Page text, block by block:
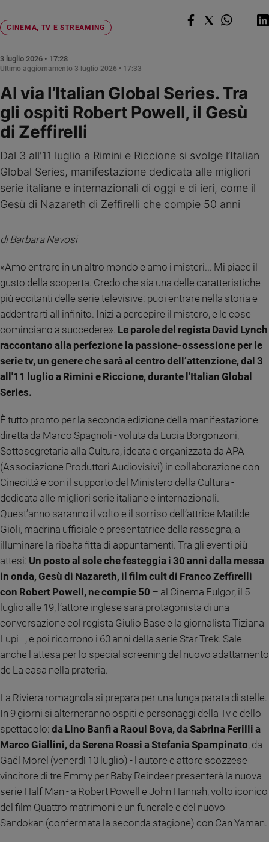
Chiesa
e
spiritualità
Santi
fede
del
giorno
Santo
giorno
Società
Ambiente
Creato
Volontariato
Diritti
Aziende
di
valore
Caso
settimana
Migranti
Diversità
inclusione
Costume
Cultura
spettacoli
2026
Cinema,
Tv
e
streaming
Libri
Musica
Arte
Famiglia
ed
educazione
Genitori
e
figli
Nonni
Coppia
Scuola
CINEMA, TV E STREAMING
Al via l’Italian Global Series. Tra
gli ospiti Robert Powell, il Gesù
di Zeffirelli
Dal 3 all'11 luglio a Rimini e Riccione si svolge l’Italian
Global Series, manifestazione dedicata alle migliori
serie italiane e internazionali di oggi e di ieri, come il
Gesù di Nazareth di Zeffirelli che compie 50 anni
3 luglio 2026 • 17:28
Ultimo aggiornamento 3 luglio 2026 • 17:33
di Barbara Nevosi
«Amo entrare in un altro mondo e amo i misteri... Mi piace il
gusto della scoperta. Credo che sia una delle caratteristiche
più eccitanti delle serie televisive: puoi entrare nella storia e
addentrarti all'infinito. Inizi a percepire il mistero, e le cose
cominciano a succedere». Le parole del regista David Lynch
raccontano alla perfezione la passione-ossessione per le
serie tv, un genere che sarà al centro dell’attenzione, dal 3
all'11 luglio a Rimini e Riccione, durante l'Italian Global
Series.
È tutto pronto per la seconda edizione della manifestazione
diretta da Marco Spagnoli - voluta da Lucia Borgonzoni,
Sottosegretaria alla Cultura, ideata e organizzata da APA
(Associazione Produttori Audiovisivi) in collaborazione con
Cinecittà e con il supporto del Ministero della Cultura -
dedicata alle migliori serie italiane e internazionali.
Quest’anno saranno il volto e il sorriso dell’attrice Matilde
Gioli, madrina ufficiale e presentatrice della rassegna, a
illuminare la ribalta fitta di appuntamenti. Tra gli eventi più
attesi: Un posto al sole che festeggia i 30 anni dalla messa
in onda, Gesù di Nazareth, il film cult di Franco Zeffirelli
con Robert Powell, ne compie 50 – al Cinema Fulgor, il 5
luglio alle 19, l’attore inglese sarà protagonista di una
conversazione col regista Giulio Base e la giornalista Tiziana
Lupi - , e poi ricorrono i 60 anni della serie Star Trek. Sale
anche l'attesa per lo special screening del nuovo adattamento
de La casa nella prateria.
La Riviera romagnola si prepara per una lunga parata di stelle.
In 9 giorni si alterneranno ospiti e personaggi della Tv e dello
spettacolo: da Lino Banfi a Raoul Bova, da Sabrina Ferilli a
Marco Giallini, da Serena Rossi a Stefania Spampinato, da
Gaël Morel (venerdì 10 luglio) - l'autore e attore scozzese
vincitore di tre Emmy per Baby Reindeer presenterà la nuova
serie Half Man - a Robert Powell e John Hannah, volto iconico
del film Quattro matrimoni e un funerale e del nuovo
Sandokan (confermata la seconda stagione) con Can Yaman.